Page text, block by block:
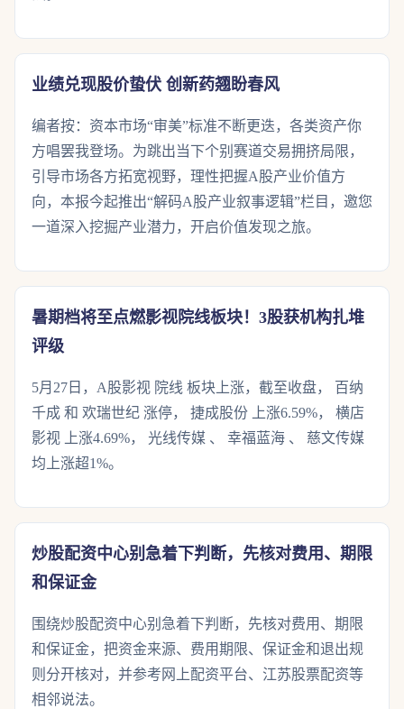
业绩兑现股价蛰伏 创新药翘盼春风
编者按：资本市场“审美”标准不断更迭，各类资产你
方唱罢我登场。为跳出当下个别赛道交易拥挤局限，
引导市场各方拓宽视野，理性把握A股产业价值方
向，本报今起推出“解码A股产业叙事逻辑”栏目，邀您
一道深入挖掘产业潜力，开启价值发现之旅。
暑期档将至点燃影视院线板块！3股获机构扎堆
评级
5月27日，A股影视 院线 板块上涨，截至收盘， 百纳
千成 和 欢瑞世纪 涨停， 捷成股份 上涨6.59%， 横店
影视 上涨4.69%， 光线传媒 、 幸福蓝海 、 慈文传媒
均上涨超1%。
炒股配资中心别急着下判断，先核对费用、期限
和保证金
围绕炒股配资中心别急着下判断，先核对费用、期限
和保证金，把资金来源、费用期限、保证金和退出规
则分开核对，并参考网上配资平台、江苏股票配资等
相邻说法。